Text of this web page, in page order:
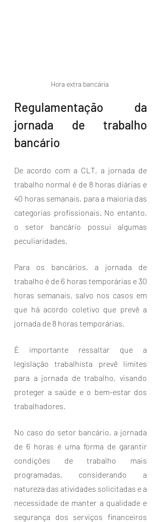
Hora extra bancária
Regulamentação da
jornada de trabalho
bancário
De acordo com a CLT, a jornada de
trabalho normal é de 8 horas diárias e
40 horas semanais, para a maioria das
categorias profissionais. No entanto,
o setor bancário possui algumas
peculiaridades.
Para os bancários, a jornada de
trabalho é de 6 horas temporárias e 30
horas semanais, salvo nos casos em
que há acordo coletivo que prevê a
jornada de 8 horas temporárias.
É importante ressaltar que a
legislação trabalhista prevê limites
para a jornada de trabalho, visando
proteger a saúde e o bem-estar dos
trabalhadores.
No caso do setor bancário, a jornada
de 6 horas é uma forma de garantir
condições de trabalho mais
programadas, considerando a
natureza das atividades solicitadas e a
necessidade de manter a qualidade e
segurança dos serviços financeiros